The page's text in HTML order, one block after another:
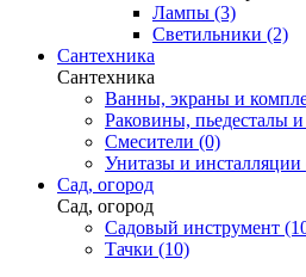
Лампы (3)
Светильники (2)
Сантехника
Сантехника
Ванны, экраны и
Раковины, пьедесталы
Смесители (0)
Унитазы и инсталляции
Сад, огород
Сад, огород
Садовый инструмент
Тачки (10)